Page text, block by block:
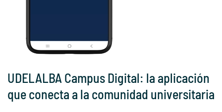
UDELALBA Campus Digital: la aplicación
que conecta a la comunidad universitaria